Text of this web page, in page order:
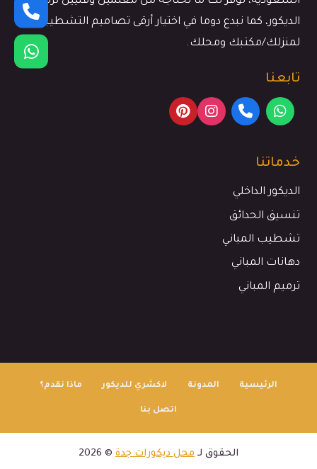
الديكور، كما نبدع دوما في اختيار أرقى تصاميم التشطيبات
لمنزلك/مكتبك ومحلك.
تابعنا
خدماتنا
الديكور الداخلي
تنسيق الحدائق
تشطيب المباني
دهانات المباني
ترميم المباني
الرئيسية المدونة لاكشري للديكور ماذا نقدم؟
اتصل بنا
الحقوق لـ محل ديكورات جدة © 2026